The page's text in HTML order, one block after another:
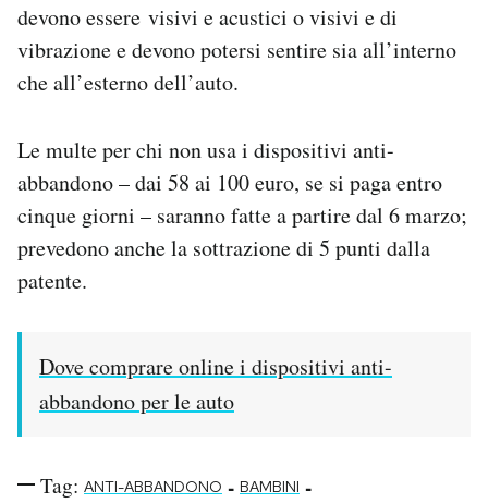
devono essere visivi e acustici o visivi e di
vibrazione e devono potersi sentire sia all’interno
che all’esterno dell’auto.
Le multe per chi non usa i dispositivi anti-
abbandono – dai 58 ai 100 euro, se si paga entro
cinque giorni – saranno fatte a partire dal 6 marzo;
prevedono anche la sottrazione di 5 punti dalla
patente.
Dove comprare online i dispositivi anti-
abbandono per le auto
Tag: ANTI-ABBANDONO - BAMBINI -